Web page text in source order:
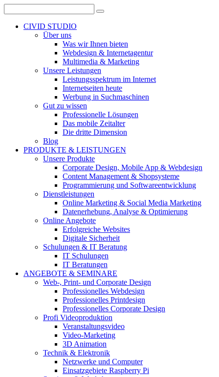
CIVID STUDIO
Über uns
Was wir Ihnen bieten
Webdesign & Internetagentur
Multimedia & Marketing
Unsere Leistungen
Leistungsspektrum im Internet
Internetseiten heute
Werbung in Suchmaschinen
Gut zu wissen
Professionelle Lösungen
Das mobile Zeitalter
Die dritte Dimension
Blog
PRODUKTE & LEISTUNGEN
Unsere Produkte
Corporate Design, Mobile App & Webdesign
Content Management & Shopsysteme
Programmierung und Softwareentwicklung
Dienstleistungen
Online Marketing & Social Media Marketing
Datenerhebung, Analyse & Optimierung
Online Angebote
Erfolgreiche Websites
Digitale Sicherheit
Schulungen & IT Beratung
IT Schulungen
IT Beratungen
ANGEBOTE & SEMINARE
Web-, Print- und Corporate Design
Professionelles Webdesign
Professionelles Printdesign
Professionelles Corporate Design
Profi Videoproduktion
Veranstaltungsvideo
Video-Marketing
3D Animation
Technik & Elektronik
Netzwerke und Computer
Einsatzgebiete Raspberry Pi